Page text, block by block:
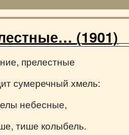
(1901)
прелестные
сумеречный хмель:
небесные,
тише колыбель.